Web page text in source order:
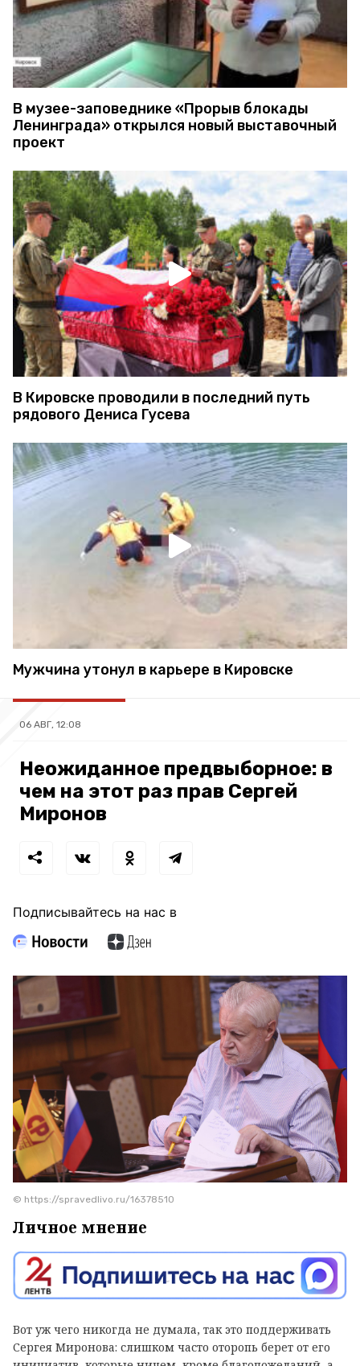
В музее-заповеднике «Прорыв блокады
Ленинграда» открылся новый выставочный
проект
В Кировске проводили в последний путь
рядового Дениса Гусева
Мужчина утонул в карьере в Кировске
06 АВГ, 12:08
Неожиданное предвыборное: в
чем на этот раз прав Сергей
Миронов
Подписывайтесь на нас в
© https://spravedlivo.ru/16378510
Личное мнение
Вот уж чего никогда не думала, так это поддерживать
Сергея Миронова: слишком часто оторопь берет от его